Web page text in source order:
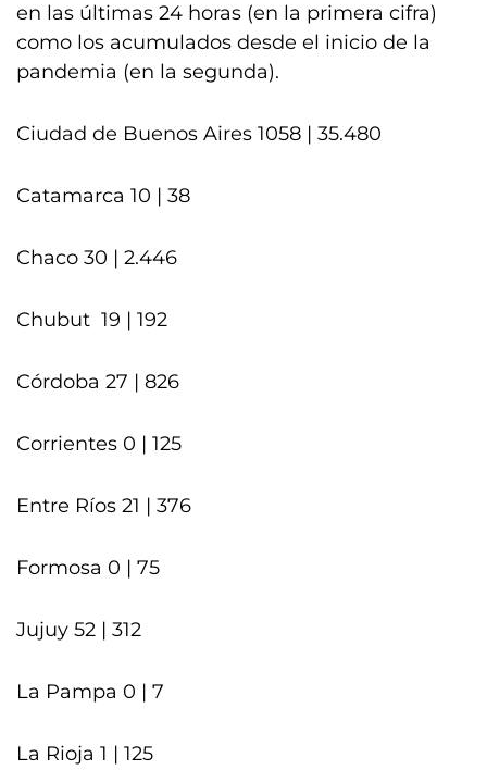
en las últimas 24 horas (en la primera cifra)
como los acumulados desde el inicio de la
pandemia (en la segunda).
Ciudad de Buenos Aires 1058 | 35.480
Catamarca 10 | 38
Chaco 30 | 2.446
Chubut 19 | 192
Córdoba 27 | 826
Corrientes 0 | 125
Entre Ríos 21 | 376
Formosa 0 | 75
Jujuy 52 | 312
La Pampa 0 | 7
La Rioja 1 | 125